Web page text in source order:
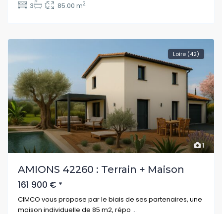
3 1 85.00 m2
1
Loire (42)
AMIONS 42260 : Terrain + Maison
161 900 € *
CIMCO vous propose par le biais de ses partenaires, une
maison individuelle de 85 m2, répo